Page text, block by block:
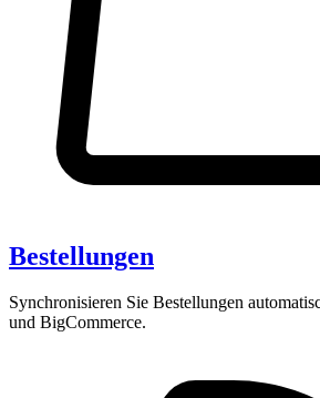
Bestellungen
Synchronisieren Sie Bestellungen
und BigCommerce.